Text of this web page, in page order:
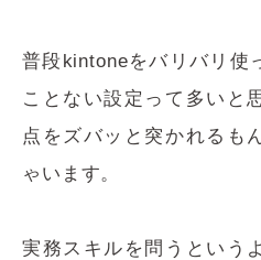
普段kintoneをバリバリ使
ことない設定って多いと
点をズバッと突かれるも
ゃいます。
実務スキルを問うという